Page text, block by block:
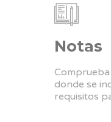
Notas
donde se
requisitos